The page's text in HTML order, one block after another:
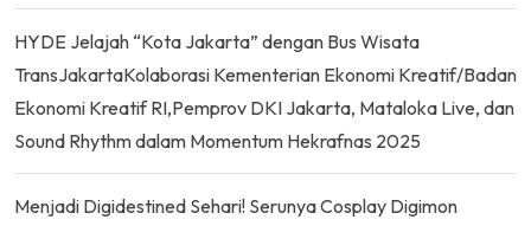
HYDE Jelajah “Kota Jakarta” dengan Bus Wisata
TransJakartaKolaborasi Kementerian Ekonomi Kreatif/Badan
Ekonomi Kreatif RI,Pemprov DKI Jakarta, Mataloka Live, dan
Sound Rhythm dalam Momentum Hekrafnas 2025
Menjadi Digidestined Sehari! Serunya Cosplay Digimon